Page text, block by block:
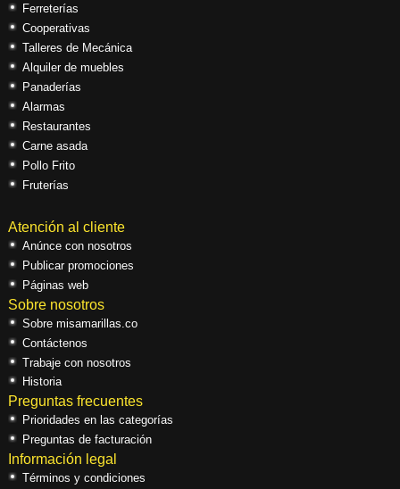
Ferreterías
Cooperativas
Talleres de Mecánica
Alquiler de muebles
Panaderías
Alarmas
Restaurantes
Carne asada
Pollo Frito
Fruterías
Atención al cliente
Anúnce con nosotros
Publicar promociones
Páginas web
Sobre nosotros
Sobre misamarillas.co
Contáctenos
Trabaje con nosotros
Historia
Preguntas frecuentes
Prioridades en las categorías
Preguntas de facturación
Información legal
Términos y condiciones